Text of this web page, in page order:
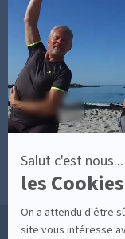
Salut c'est nous...
les
On a attendu d'être
site vous intéresse
36 RUE DES